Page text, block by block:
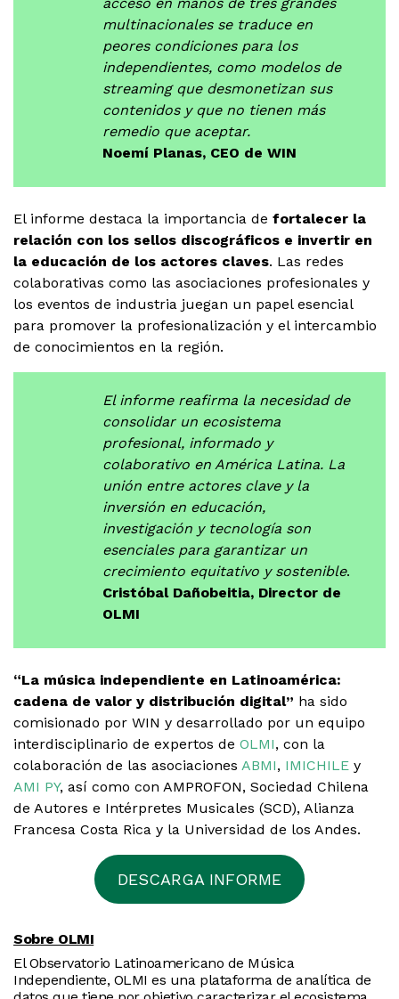
multinacionales se traduce en
peores condiciones para los
independientes, como modelos de
streaming que desmonetizan sus
contenidos y que no tienen más
remedio que aceptar.
Noemí Planas, CEO de WIN
El informe destaca la importancia de fortalecer la
relación con los sellos discográficos e invertir en
la educación de los actores claves. Las redes
colaborativas como las asociaciones profesionales y
los eventos de industria juegan un papel esencial
para promover la profesionalización y el intercambio
de conocimientos en la región.
El informe reafirma la necesidad de
consolidar un ecosistema
profesional, informado y
colaborativo en América Latina. La
unión entre actores clave y la
inversión en educación,
investigación y tecnología son
esenciales para garantizar un
crecimiento equitativo y sostenible.
Cristóbal Dañobeitia, Director de
OLMI
“La música independiente en Latinoamérica:
cadena de valor y distribución digital” ha sido
comisionado por WIN y desarrollado por un equipo
interdisciplinario de expertos de OLMI, con la
colaboración de las asociaciones ABMI, IMICHILE y
AMI PY, así como con AMPROFON, Sociedad Chilena
de Autores e Intérpretes Musicales (SCD), Alianza
Francesa Costa Rica y la Universidad de los Andes.
DESCARGA INFORME
Sobre OLMI
El Observatorio Latinoamericano de Música
Independiente, OLMI es una plataforma de analítica de